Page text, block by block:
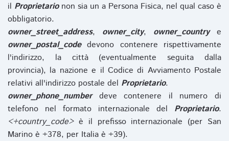
il Proprietarionon sia un a Persona Fisica, nel qual caso è
obbligatorio.
owner_street_address, owner_city, owner_countrye
owner_postal_codedevono contenere rispettivamente
l'indirizzo, la città (eventualmente seguita dalla
provincia), la nazione e il Codice di Avviamento Postale
relativi all'indirizzo postale del Proprietario.
owner_phone_numberdeve contenere il numero di
telefono nel formato internazionale del Proprietario.
<+country_code>è il prefisso internazionale (per San
Marino è +378, per Italia è +39).